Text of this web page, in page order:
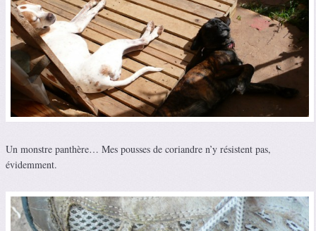
Un monstre panthère… Mes pousses de coriandre n’y résistent pas,
évidemment.